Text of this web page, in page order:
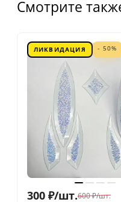
Смотрите
ЛИКВИДАЦИЯ - 50%
300 ₽/шт.600 ₽/шт.